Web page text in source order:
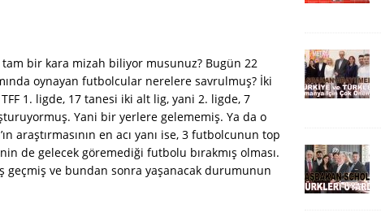
bir kara mizah biliyor musunuz? Bugün 22
oynayan futbolcular nerelere savrulmuş? İki
1. ligde, 17 tanesi iki alt lig, yani 2. ligde, 7
Yani bir yerlere gelememiş. Ya da o
araştırmasının en acı yanı ise, 3 futbolcunun top
de gelecek göremediği futbolu bırakmış olması.
ve bundan sonra yaşanacak durumunun